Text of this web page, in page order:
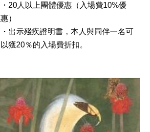
・20人以上團體優惠（入場費10%優
惠）
・出示殘疾證明書，本人與同伴一名可
以獲20％的入場費折扣。